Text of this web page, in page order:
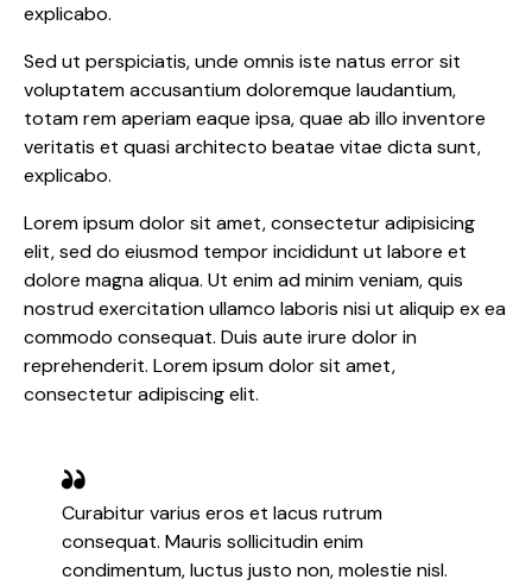
explicabo.
Sed ut perspiciatis, unde omnis iste natus error sit
voluptatem accusantium doloremque laudantium,
totam rem aperiam eaque ipsa, quae ab illo inventore
veritatis et quasi architecto beatae vitae dicta sunt,
explicabo.
Lorem ipsum dolor sit amet, consectetur adipisicing
elit, sed do eiusmod tempor incididunt ut labore et
dolore magna aliqua. Ut enim ad minim veniam, quis
nostrud exercitation ullamco laboris nisi ut aliquip ex ea
commodo consequat. Duis aute irure dolor in
reprehenderit. Lorem ipsum dolor sit amet,
consectetur adipiscing elit.
Curabitur varius eros et lacus rutrum
consequat. Mauris sollicitudin enim
condimentum, luctus justo non, molestie nisl.